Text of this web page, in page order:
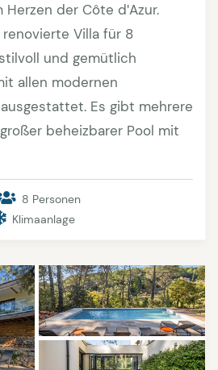
der Côte dʹAzur.
Villa für 8
und gemütlich
allen modernen
Es gibt mehrere
beheizbarer Pool mit
8 Personen
Klimaanlage